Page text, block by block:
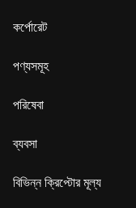
কর্পোরেট
পণ্যসমূহ
পরিষেবা
ব্যবসা
বিভিন্ন ক্রিপ্টোর মূল্য